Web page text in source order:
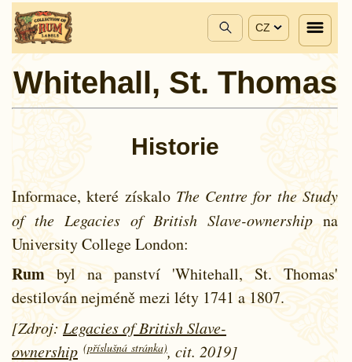
CZ
Whitehall, St. Thomas
Historie
Informace, které získalo The Centre for the Study
of the Legacies of British Slave-ownership na
University College London:
Rum byl na panství 'Whitehall, St. Thomas'
destilován nejméně mezi léty 1741 a 1807.
[Zdroj: Legacies of British Slave-
ownership (příslušná stránka), cit. 2019]